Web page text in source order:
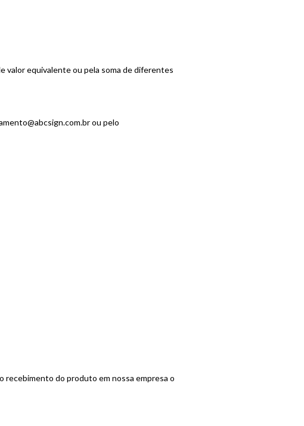
valor equivalente ou pela soma de diferentes
ou pelo
recebimento do produto em nossa empresa o